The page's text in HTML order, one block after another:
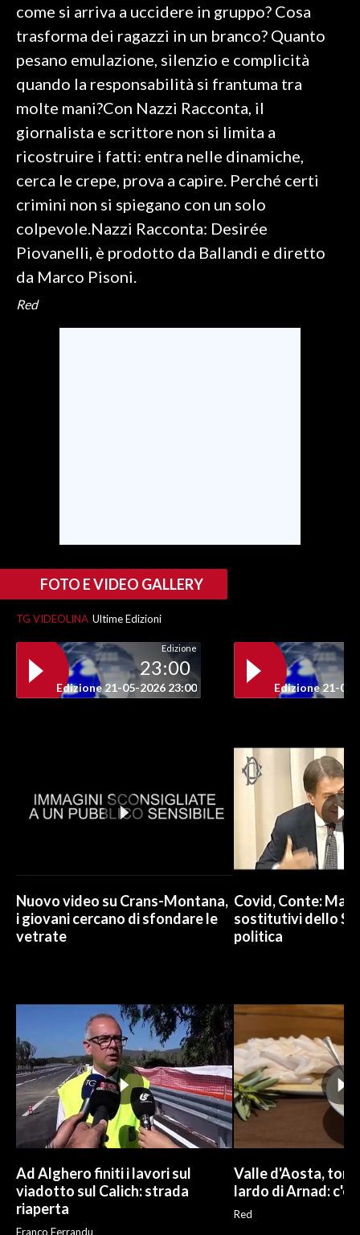
come si arriva a uccidere in gruppo? Cosa
trasforma dei ragazzi in un branco? Quanto
pesano emulazione, silenzio e complicità
quando la responsabilità si frantuma tra
molte mani?Con Nazzi Racconta, il
giornalista e scrittore non si limita a
ricostruire i fatti: entra nelle dinamiche,
cerca le crepe, prova a capire. Perché certi
crimini non si spiegano con un solo
colpevole.Nazzi Racconta: Desirée
Piovanelli, è prodotto da Ballandi e diretto
da Marco Pisoni.
Red
FOTO E VIDEO GALLERY
TG VIDEOLINA Ultime Edizioni
Edizione
23:00
Edizione 21-05-2026 23:00 Edizione 21-05-
Nuovo video su Crans-Montana,
i giovani cercano di sfondare le
vetrate
Covid, Conte: Mai
sostitutivi dello
politica
Ad Alghero finiti i lavori sul
viadotto sul Calich: strada
riaperta
Franco Ferrandu
Valle d'Aosta,
lardo di Arnad: c'è
Red